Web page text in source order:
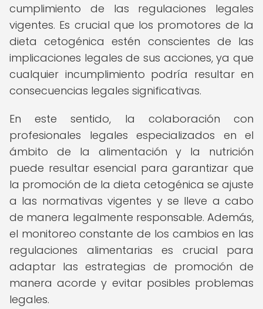
cumplimiento de las regulaciones legales
vigentes. Es crucial que los promotores de la
dieta cetogénica estén conscientes de las
implicaciones legales de sus acciones, ya que
cualquier incumplimiento podría resultar en
consecuencias legales significativas.
En este sentido, la colaboración con
profesionales legales especializados en el
ámbito de la alimentación y la nutrición
puede resultar esencial para garantizar que
la promoción de la dieta cetogénica se ajuste
a las normativas vigentes y se lleve a cabo
de manera legalmente responsable. Además,
el monitoreo constante de los cambios en las
regulaciones alimentarias es crucial para
adaptar las estrategias de promoción de
manera acorde y evitar posibles problemas
legales.